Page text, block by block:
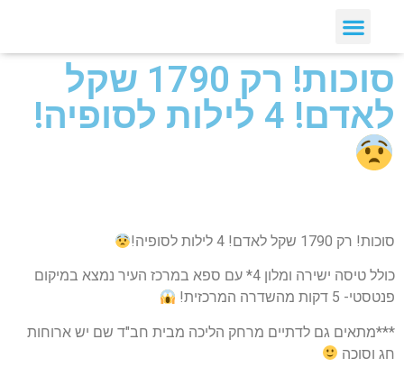
סוכות! רק 1790 שקל
לאדם! 4 לילות לסופיה!
סוכות! רק 1790 שקל לאדם! 4 לילות לסופיה!
כולל טיסה ישירה ומלון 4* עם ספא במרכז העיר נמצא במיקום
פנטסטי- 5 דקות מהשדרה המרכזית!
***מתאים גם לדתיים מרחק הליכה מבית חב"ד שם יש ארוחות
חג וסוכה